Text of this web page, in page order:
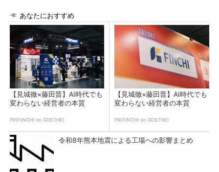
あなたにおすすめ
【見城徹×藤田晋】AI時代でも
変わらない経営者の本質
PR(FINCHI on GOETHE)
【見城徹×藤田晋】AI時代でも
変わらない経営者の本質
PR(FINCHI on GOETHE)
令和8年熊本地震による工場への影響まとめ